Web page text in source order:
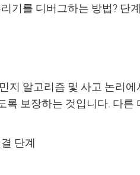
기를 디버그하는 방법? 단
지 알고리즘 및 사고 논리
록 보장하는 것입니다. 다른
단계